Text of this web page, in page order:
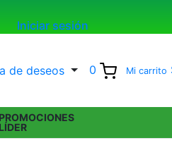
Iniciar sesión
de deseos 0 Mi carrito
PROMOCIONES
LÍDER